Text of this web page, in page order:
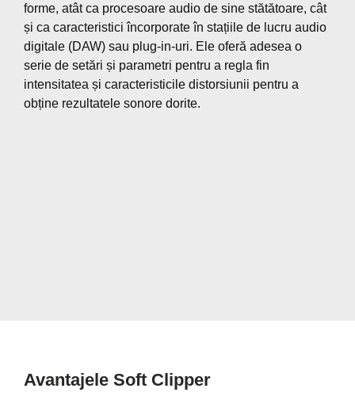
forme, atât ca procesoare audio de sine stătătoare, cât
și ca caracteristici încorporate în stațiile de lucru audio
digitale (DAW) sau plug-in-uri. Ele oferă adesea o
serie de setări și parametri pentru a regla fin
intensitatea și caracteristicile distorsiunii pentru a
obține rezultatele sonore dorite.
Avantajele Soft Clipper